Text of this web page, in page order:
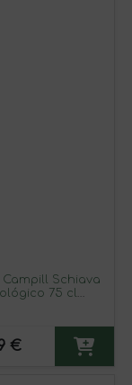
Campill Schiava
75 cl
€